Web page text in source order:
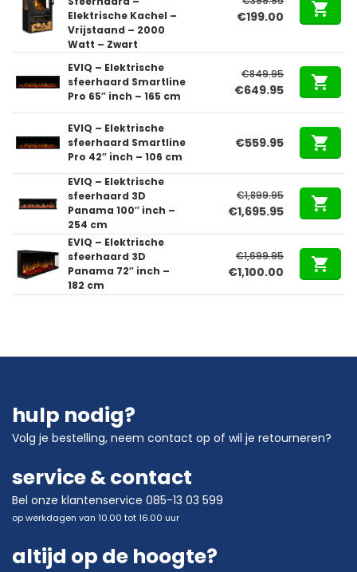
Elektrische Kachel –
Vrijstaand – 2000
Watt – Zwart
Oorspronkelijke
was:
€399.95.
€199.00 Huidige
is:
€199.00.
EVIQ – Elektrische
sfeerhaard Smartline
Pro 65″ inch – 165 cm
€849.95
Oorspronkelijke
€849.95.
€649.95Huidige
€649.95.
EVIQ – Elektrische
sfeerhaard Smartline
Pro 42″ inch – 106 cm
€559.95
EVIQ – Elektrische
sfeerhaard 3D
Panama 100″ inch –
254 cm
€1,899.95
Oorspronkelijke
€1,899.95.
€1,695.95Huidige
€1,695.95.
EVIQ – Elektrische
sfeerhaard 3D
Panama 72″ inch –
182 cm
€1,699.95
Oorspronkelijke
€1,100.00 Huidige
hulp nodig?
Volg je bestelling, neem contact op of wil je retourneren?
service & contact
Bel onze klantenservice 085-13 03 599
op werkdagen van 10.00 tot 16.00 uur
altijd op de hoogte?